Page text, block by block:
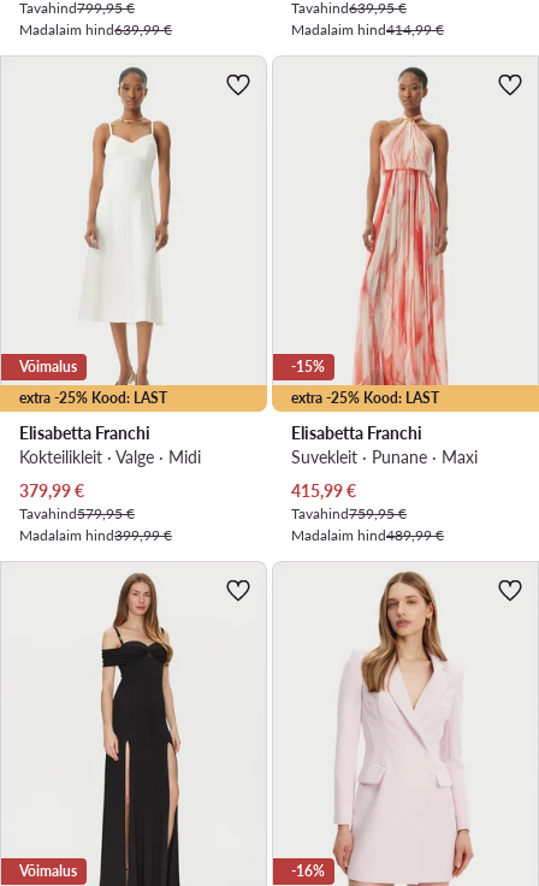
Tavahind799,95 €
Madalaim hind639,99 €
Tavahind639,95 €
Madalaim hind414,99 €
extra -25% Kood: LAST
Võimalus
Elisabetta Franchi
Kokteilikleit · Valge · Midi
Praegune hind
379,99€
Tavahind579,95 €
Madalaim hind399,99 €
extra -25% Kood: LAST
-15%
Elisabetta Franchi
Suvekleit · Punane · Maxi
Praegune hind
415,99€
Tavahind759,95 €
Madalaim hind489,99 €
Võimalus -16%